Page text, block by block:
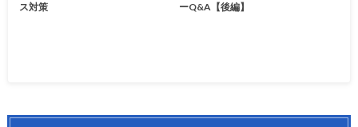
ス対策
ーQ&A【後編】